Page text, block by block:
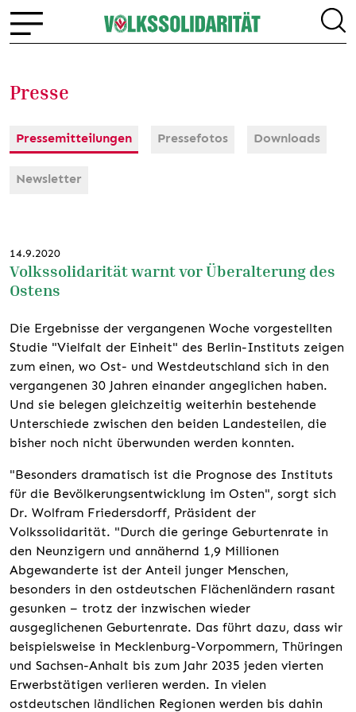
Presse
Pressemitteilungen Pressefotos Downloads
Newsletter
14.9.2020
Volkssolidarität warnt vor Überalterung des
Ostens
Die Ergebnisse der vergangenen Woche vorgestellten
Studie "Vielfalt der Einheit" des Berlin-Instituts zeigen
zum einen, wo Ost- und Westdeutschland sich in den
vergangenen 30 Jahren einander angeglichen haben.
Und sie belegen gleichzeitig weiterhin bestehende
Unterschiede zwischen den beiden Landesteilen, die
bisher noch nicht überwunden werden konnten.
"Besonders dramatisch ist die Prognose des Instituts
für die Bevölkerungsentwicklung im Osten", sorgt sich
Dr. Wolfram Friedersdorff, Präsident der
Volkssolidarität. "Durch die geringe Geburtenrate in
den Neunzigern und annähernd 1,9 Millionen
Abgewanderte ist der Anteil junger Menschen,
besonders in den ostdeutschen Flächenländern rasant
gesunken – trotz der inzwischen wieder
ausgeglichenen Geburtenrate. Das führt dazu, dass wir
beispielsweise in Mecklenburg-Vorpommern, Thüringen
und Sachsen-Anhalt bis zum Jahr 2035 jeden vierten
Erwerbstätigen verlieren werden. In vielen
ostdeutschen ländlichen Regionen werden bis dahin